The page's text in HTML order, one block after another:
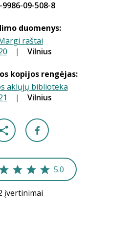
9986-09-508-8
duomenys:
raštai
| Vilnius
kopijos rengėjas:
aklųjų biblioteka
| Vilnius
5.0
įvertinimai